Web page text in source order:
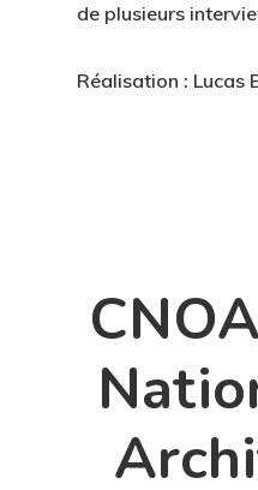
de plusieurs
Réalisation : Lucas